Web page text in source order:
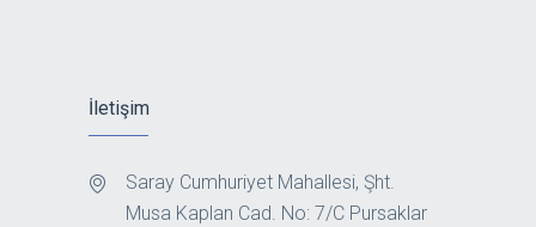
İletişim
Saray Cumhuriyet Mahallesi, Şht.
Musa Kaplan Cad. No: 7/C Pursaklar